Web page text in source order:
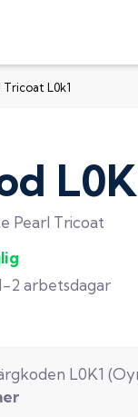
L0k1
Pearl Tricoat
2 arbetsdagar
L0K1 (